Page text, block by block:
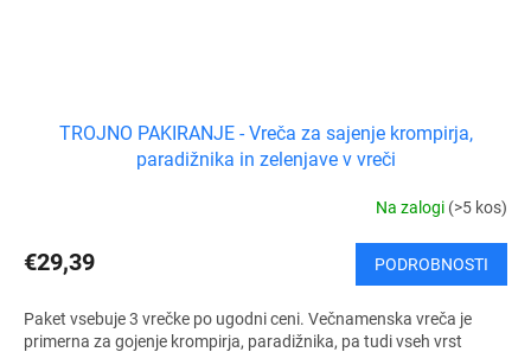
TROJNO PAKIRANJE - Vreča za sajenje krompirja,
paradižnika in zelenjave v vreči
Na zalogi (>5 kos)
€29,39 PODROBNOSTI
Paket vsebuje 3 vrečke po ugodni ceni. Večnamenska vreča je
primerna za gojenje krompirja, paradižnika, pa tudi vseh vrst